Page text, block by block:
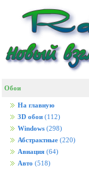
Обои
На главную
3D обои (112)
Windows (298)
Абстрактные (220)
Авиация (64)
Авто (518)